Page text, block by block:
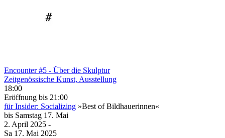
Encounter #5 - Über die Skulptur
Zeitgenössische Kunst, Ausstellung
18:00
Eröffnung bis 21:00
für Insider: Socializing »Best of Bildhauerinnen«
bis Samstag 17. Mai
2. April 2025 -
Sa 17. Mai 2025